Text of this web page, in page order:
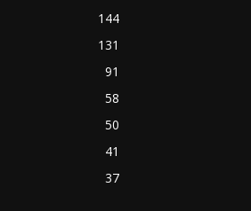
144
131
91
58
50
41
37